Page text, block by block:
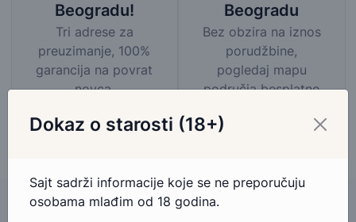
Beogradu!
Tri adrese za
preuzimanje, 100%
garancija na povrat
novca.
Beogradu
Bez obzira na iznos
porudžbine,
pogledaj mapu
područja besplatne
Dokaz o starosti (18+)
Sajt sadrži informacije koje se ne preporučuju
osobama mlađim od 18 godina.